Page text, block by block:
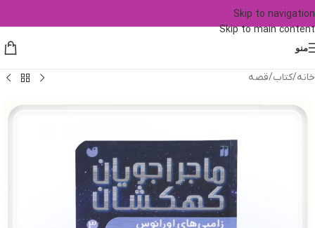
Skip to navigation
Skip to main content
منو
خانه/کتاب/قصه